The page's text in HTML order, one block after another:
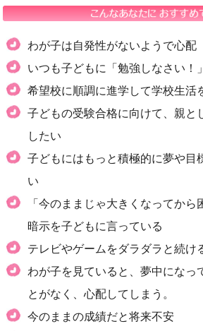
わが子は自発性がないようで心配
いつも子どもに「勉強しなさい！
希望校に順調に進学して学校生活
子どもの受験合格に向けて、親と
したい
子どもにはもっと積極的に夢や目
い
「今のままじゃ大きくなってか
暗示を子どもに言っている
テレビやゲームをダラダラと続け
わが子を見ていると、夢中になっ
とがなく、心配してしまう。
今のままの成績だと将来不安